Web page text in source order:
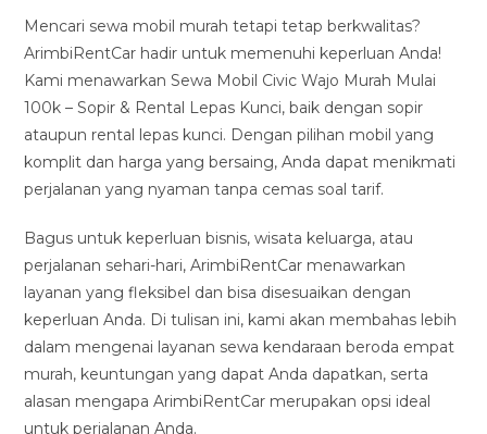
Mencari sewa mobil murah tetapi tetap berkwalitas?
ArimbiRentCar hadir untuk memenuhi keperluan Anda!
Kami menawarkan Sewa Mobil Civic Wajo Murah Mulai
100k – Sopir & Rental Lepas Kunci, baik dengan sopir
ataupun rental lepas kunci. Dengan pilihan mobil yang
komplit dan harga yang bersaing, Anda dapat menikmati
perjalanan yang nyaman tanpa cemas soal tarif.
Bagus untuk keperluan bisnis, wisata keluarga, atau
perjalanan sehari-hari, ArimbiRentCar menawarkan
layanan yang fleksibel dan bisa disesuaikan dengan
keperluan Anda. Di tulisan ini, kami akan membahas lebih
dalam mengenai layanan sewa kendaraan beroda empat
murah, keuntungan yang dapat Anda dapatkan, serta
alasan mengapa ArimbiRentCar merupakan opsi ideal
untuk perjalanan Anda.